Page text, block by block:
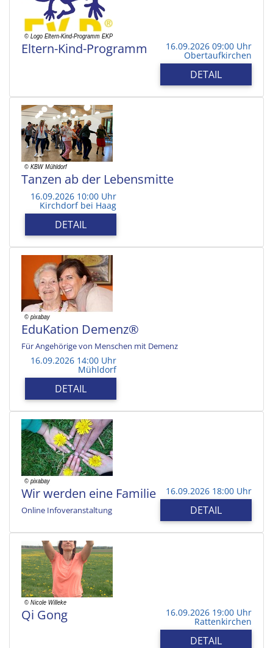
Eltern-Kind-Programm 16.09.2026 09:00 Uhr
Obertaufkirchen
DETAIL
Tanzen ab der Lebensmitte
16.09.2026 10:00 Uhr
Kirchdorf bei Haag
DETAIL
EduKation Demenz®
Für Angehörige von Menschen mit Demenz
16.09.2026 14:00 Uhr
Mühldorf
DETAIL
Wir werden eine Familie
Online Infoveranstaltung
16.09.2026 18:00 Uhr
DETAIL
Qi Gong 16.09.2026 19:00 Uhr
Rattenkirchen
DETAIL